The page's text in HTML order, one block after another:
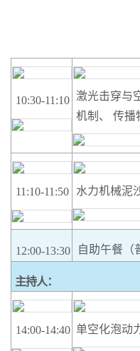
10:30-11:10
激光击穿与
机制、
传播
11:10-11:50 水力机械泥
12:00-13:30 自助午餐（
主持人：
14:00-14:40 单空化泡动